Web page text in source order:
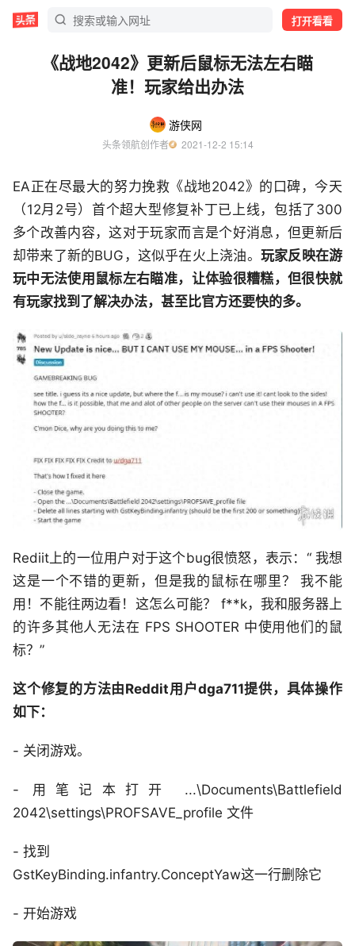
打开看看
《战地2042》更新后鼠标无法左右瞄
准！玩家给出办法
游侠网
头条领航创作者
  2021-12-2 15:14
EA正在尽最大的努力挽救《战地2042》的口碑，今天
（12月2号）首个超大型修复补丁已上线，包括了300
多个改善内容，这对于玩家而言是个好消息，但更新后
却带来了新的BUG，这似乎在火上浇油。 玩家反映在游
玩中无法使用鼠标左右瞄准，让体验很糟糕，但很快就
有玩家找到了解决办法，甚至比官方还要快的多。
Rediit上的一位用户对于这个bug很愤怒，表示：“ 我想
这是一个不错的更新，但是我的鼠标在哪里？ 我不能
用！不能往两边看！这怎么可能？ f**k，我和服务器上
的许多其他人无法在 FPS SHOOTER 中使用他们的鼠
标？”
这个修复的方法由Reddit用户dga711提供，具体操作
如下：
- 关闭游戏。
- 用笔记本打开 ...\Documents\Battlefield
2042\settings\PROFSAVE_profile 文件
- 找到
GstKeyBinding.infantry.ConceptYaw这一行删除它
- 开始游戏